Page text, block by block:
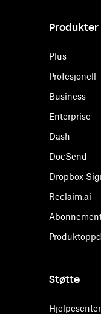
Produkter
Plus
Profesjonell
Business
Enterprise
Dash
DocSend
Dropbox
Reclaim.ai
Støtte
Hjelpesenter